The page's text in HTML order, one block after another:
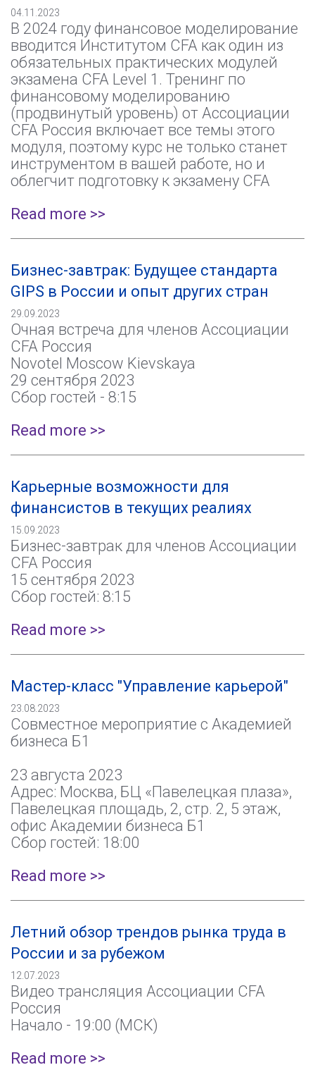
04.11.2023
В 2024 году финансовое моделирование
вводится Институтом CFA как один из
обязательных практических модулей
экзамена CFA Level 1. Тренинг по
финансовому моделированию
(продвинутый уровень) от Ассоциации
CFA Россия включает все темы этого
модуля, поэтому курс не только станет
инструментом в вашей работе, но и
облегчит подготовку к экзамену CFA
Read more >>
Бизнес-завтрак: Будущее стандарта
GIPS в России и опыт других стран
29.09.2023
Очная встреча для членов Ассоциации
CFA Россия
Novotel Moscow Kievskaya
29 сентября 2023
Сбор гостей - 8:15
Read more >>
Карьерные возможности для
финансистов в текущих реалиях
15.09.2023
Бизнес-завтрак для членов Ассоциации
CFA Россия
15 сентября 2023
Сбор гостей: 8:15
Read more >>
Мастер-класс "Управление карьерой"
23.08.2023
Совместное мероприятие с Академией
бизнеса Б1
23 августа 2023
Адрес: Москва, БЦ «Павелецкая плаза»,
Павелецкая площадь, 2, стр. 2, 5 этаж,
офис Академии бизнеса Б1
Сбор гостей: 18:00
Read more >>
Летний обзор трендов рынка труда в
России и за рубежом
12.07.2023
Видео трансляция Ассоциации CFA
Россия
Начало - 19:00 (МСК)
Read more >>